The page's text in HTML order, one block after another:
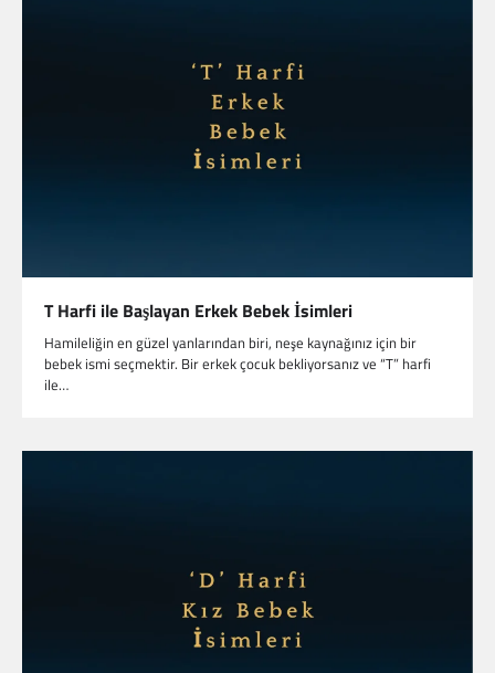
T Harfi ile Başlayan Erkek Bebek İsimleri
Hamileliğin en güzel yanlarından biri, neşe kaynağınız için bir
bebek ismi seçmektir. Bir erkek çocuk bekliyorsanız ve “T” harfi
ile…